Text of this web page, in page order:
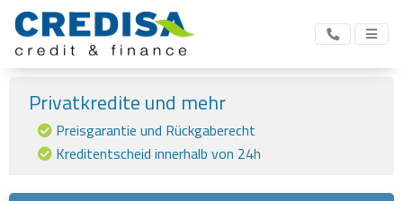
Privatkredite und mehr
Preisgarantie und Rückgaberecht
Kreditentscheid innerhalb von 24h